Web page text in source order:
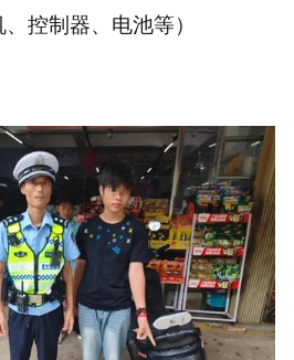
控制器、电池等）